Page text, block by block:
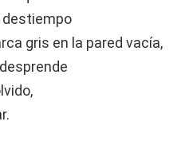
destiempo
gris en la pared vacía,